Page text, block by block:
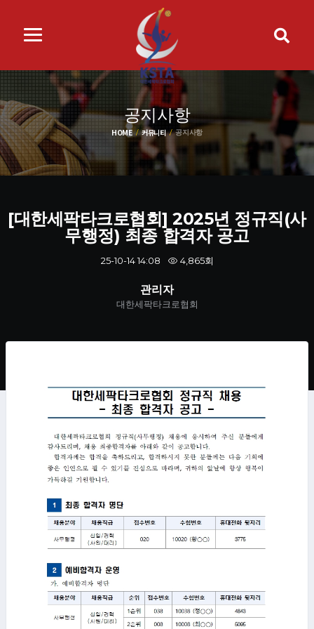
공지사항
HOME 커뮤니티 공지사항
[대한세팍타크로협회] 2025년 정규직(사
무행정) 최종 합격자 공고
25-10-14 14:08 4,865회
관리자
대한세팍타크로협회